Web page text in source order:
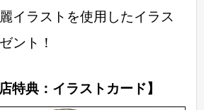
イラストを使用したイラス
ント！
特典：イラストカード】